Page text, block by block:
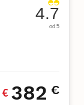
4.7
od 5
€ 382 €